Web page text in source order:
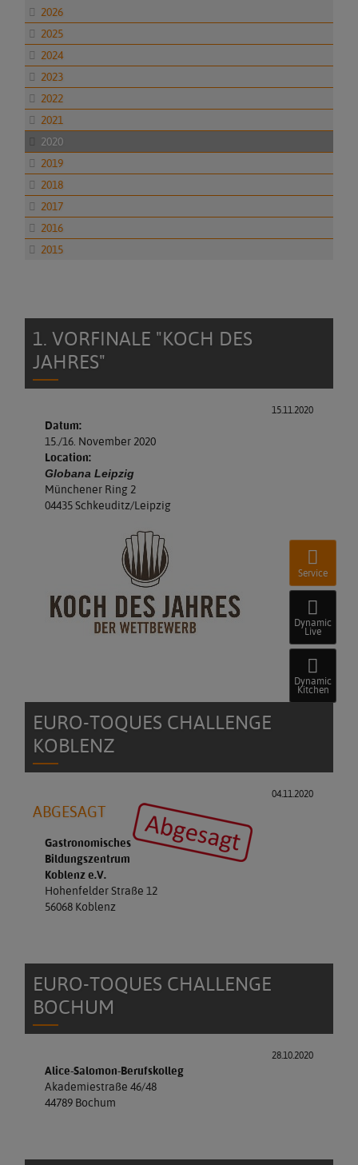
Service
Dynamic
Live
Dynamic
Kitchen
2026
2025
2024
2023
2022
2021
2020
2019
2018
2017
2016
2015
1. VORFINALE "KOCH DES
JAHRES"
15.11.2020
Datum:
15./16. November 2020
Location:
Globana Leipzig
Münchener Ring 2
04435 Schkeuditz/Leipzig
EURO-TOQUES CHALLENGE
KOBLENZ
04.11.2020
ABGESAGT
Gastronomisches
Bildungszentrum
Koblenz e.V.
Hohenfelder Straße 12
56068 Koblenz
EURO-TOQUES CHALLENGE
BOCHUM
28.10.2020
Alice-Salomon-Berufskolleg
Akademiestraße 46/48
44789 Bochum